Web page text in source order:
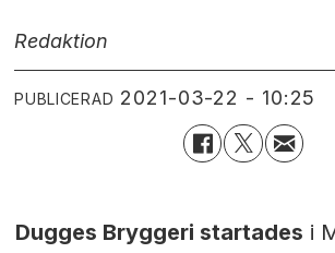
Redaktion
PUBLICERAD 2021-03-22 - 10:25
Dugges Bryggeri startades i